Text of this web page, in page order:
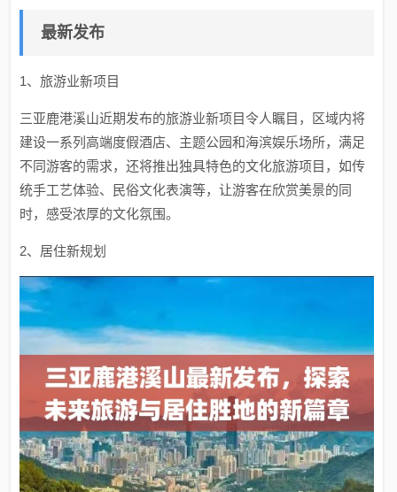
最新发布
1、旅游业新项目
三亚鹿港溪山近期发布的旅游业新项目令人瞩目，区域内将
建设一系列高端度假酒店、主题公园和海滨娱乐场所，满足
不同游客的需求，还将推出独具特色的文化旅游项目，如传
统手工艺体验、民俗文化表演等，让游客在欣赏美景的同
时，感受浓厚的文化氛围。
2、居住新规划